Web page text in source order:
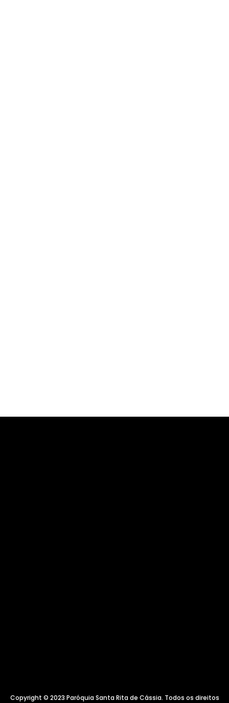
Copyright © 2023 Paróquia Santa Rita de Cássia. Todos os direitos